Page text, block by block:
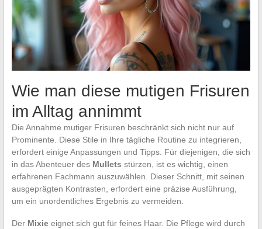
Wie man diese mutigen Frisuren
im Alltag annimmt
Die Annahme mutiger Frisuren beschränkt sich nicht nur auf
Prominente. Diese Stile in Ihre tägliche Routine zu integrieren,
erfordert einige Anpassungen und Tipps. Für diejenigen, die sich
in das Abenteuer des Mullets stürzen, ist es wichtig, einen
erfahrenen Fachmann auszuwählen. Dieser Schnitt, mit seinen
ausgeprägten Kontrasten, erfordert eine präzise Ausführung,
um ein unordentliches Ergebnis zu vermeiden.
Der Mixieeignet sich gut für feines Haar. Die Pflege wird durch